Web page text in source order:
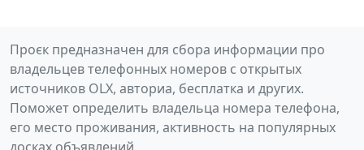
Проєк предназначен для сбора информации про
владельцев телефонных номеров с открытых
источников OLX, авториа, бесплатка и других.
Поможет определить владельца номера телефона,
его место проживания, активность на популярных